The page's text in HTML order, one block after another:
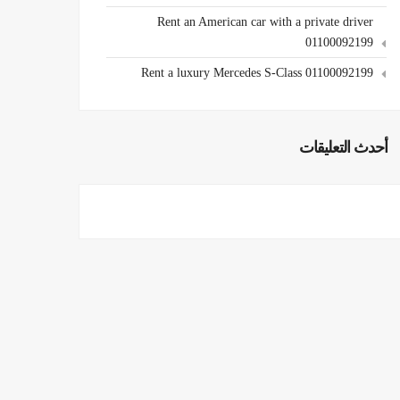
Rent an American car with a private driver
01100092199
Rent a luxury Mercedes S-Class 01100092199
أحدث التعليقات